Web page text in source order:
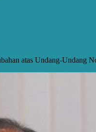
atas Undang-Undang